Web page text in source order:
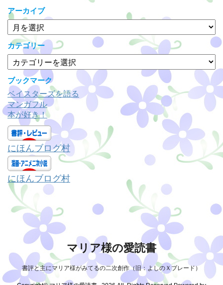
アーカイブ
ア
ー
カ
イ
ブ
カテゴリー
テ
ゴ
リ
ー
ブックマーク
ベイスターズを語る
マンガフル
本が好き！
にほんブログ村
にほんブログ村
マリア様の愛読書
書評と主にマリア様がみてるの二次創作（旧：よしのＸブレード）